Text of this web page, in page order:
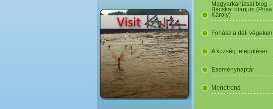
Magyarkanizsai blog -
Bácskai diárium (Pósa
Károly)
Fohász a déli végeken
A község települései
Eseménynaptár
Menetrend